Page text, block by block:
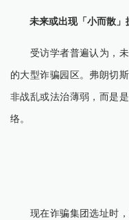
未来或出现「小而散」
受访学者普遍认为，未
的大型诈骗园区。弗朗切
非战乱或法治薄弱，而是
络。
现在诈骗集团选址时，